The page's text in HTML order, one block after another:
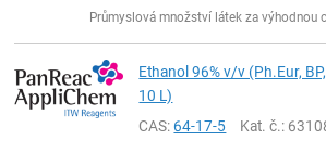
Průmyslová množství látek za výhodnou
Ethanol 96% v/v (Ph.Eur,
10 L)
CAS:64-17-5 Kat. č.: